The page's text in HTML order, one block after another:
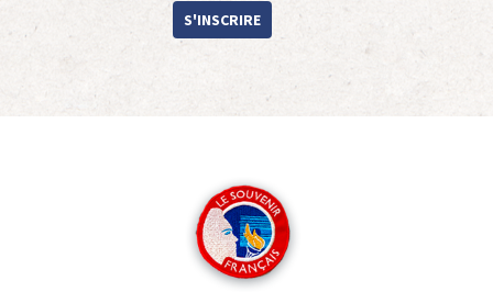
S'INSCRIRE